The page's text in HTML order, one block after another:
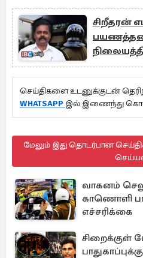
சிறீதரன்
செய்திகளை உடனுக்குடன்
WHATSAPP இல் இணைந்து
மேலும் இது தொடர்பான
வாகனம்
காணொளி
எச்சரிக்கை
சிறைக்குள்